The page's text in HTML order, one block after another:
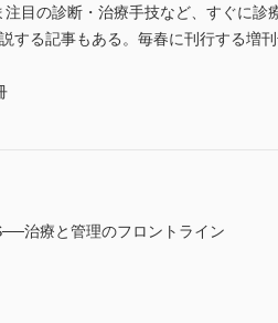
目の診断・治療手技など、すぐに
する記事もある。毎春に刊行する増
治療と管理のフロントライン